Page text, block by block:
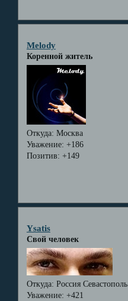
Melody
Коренной житель
Откуда: Москва
Уважение: +186
Позитив: +149
Ysatis
Свой человек
Откуда: Россия Севастополь
Уважение: +421